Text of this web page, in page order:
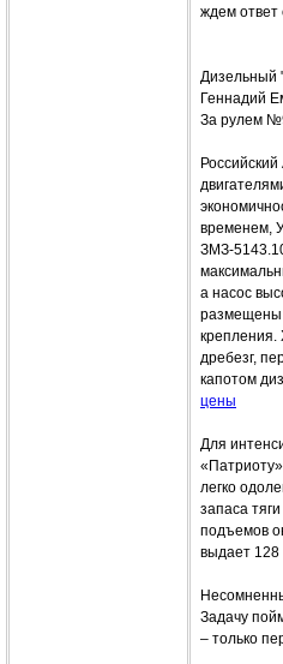
ждем ответ
Дизельный
Геннадий
За рулем
временем,
ЗМЗ-
а насос
размещены
крепления.
дребезг,
капотом
цены
Для
легко
запаса
подъемов
выдает 128
Задачу
– только